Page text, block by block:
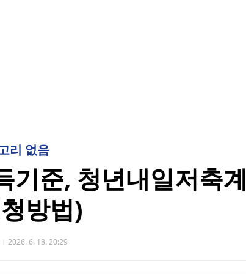
리 없음
기준, 청년내일저축계
방법)
2026. 6. 18. 20:29